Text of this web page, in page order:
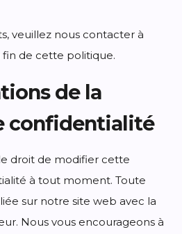
veuillez nous contacter à
fin de cette politique.
de la
confidentialité
droit de modifier cette
à tout moment. Toute
sur notre site web avec la
Nous vous encourageons à